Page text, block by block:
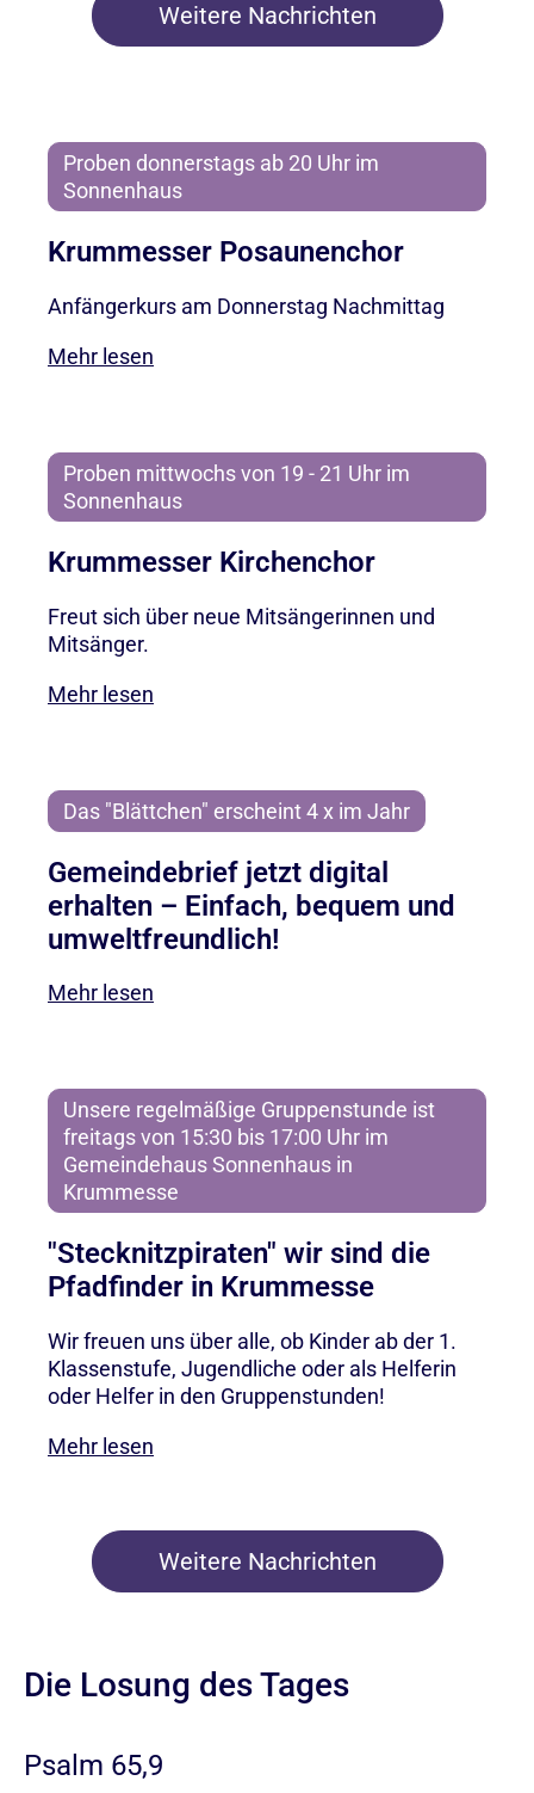
Weitere Nachrichten
Proben donnerstags ab 20 Uhr im
Sonnenhaus
Krummesser Posaunenchor
Anfängerkurs am Donnerstag Nachmittag
Mehr lesen
Proben mittwochs von 19 - 21 Uhr im
Sonnenhaus
Krummesser Kirchenchor
Freut sich über neue Mitsängerinnen und
Mitsänger.
Mehr lesen
Das "Blättchen" erscheint 4 x im Jahr
Gemeindebrief jetzt digital
erhalten – Einfach, bequem und
umweltfreundlich!
Mehr lesen
Unsere regelmäßige Gruppenstunde ist
freitags von 15:30 bis 17:00 Uhr im
Gemeindehaus Sonnenhaus in
Krummesse
"Stecknitzpiraten" wir sind die
Pfadfinder in Krummesse
Wir freuen uns über alle, ob Kinder ab der 1.
Klassenstufe, Jugendliche oder als Helferin
oder Helfer in den Gruppenstunden!
Mehr lesen
Weitere Nachrichten
Die Losung des Tages
Psalm 65,9